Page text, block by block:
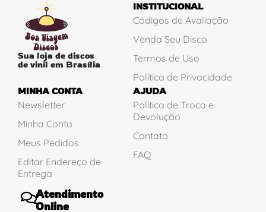
Sua loja de discos
de vinil em Brasília
INSTITUCIONAL
Códigos de Avaliação
Venda Seu Disco
Termos de Uso
Política de Privacidade
MINHA CONTA
Newsletter
Minha Conta
Meus Pedidos
Editar Endereço de
Entrega
AJUDA
Política de Troca e
Devolução
Contato
FAQ
Atendimento
Online